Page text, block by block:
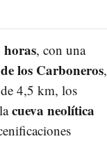
horas, con una
los Carboneros,
4,5 km, los
cueva neolítica